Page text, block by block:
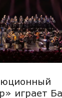
играет